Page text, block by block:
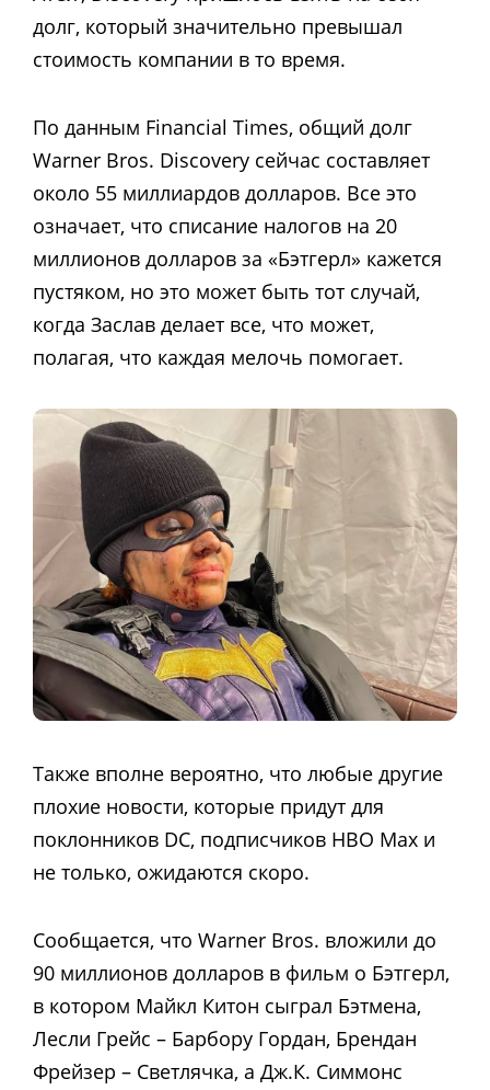
долг, который значительно превышал
стоимость компании в то время.
По данным Financial Times, общий долг
Warner Bros. Discovery сейчас составляет
около 55 миллиардов долларов. Все это
означает, что списание налогов на 20
миллионов долларов за «Бэтгерл» кажется
пустяком, но это может быть тот случай,
когда Заслав делает все, что может,
полагая, что каждая мелочь помогает.
Также вполне вероятно, что любые другие
плохие новости, которые придут для
поклонников DC, подписчиков HBO Max и
не только, ожидаются скоро.
Сообщается, что Warner Bros. вложили до
90 миллионов долларов в фильм о Бэтгерл,
в котором Майкл Китон сыграл Бэтмена,
Лесли Грейс – Барбору Гордан, Брендан
Фрейзер – Светлячка, а Дж.К. Симмонс